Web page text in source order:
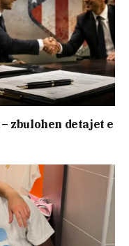
zbulohen detajet e